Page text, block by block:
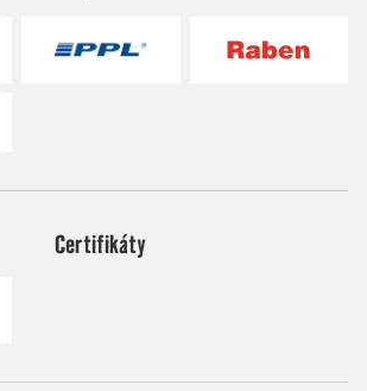
Certifikáty